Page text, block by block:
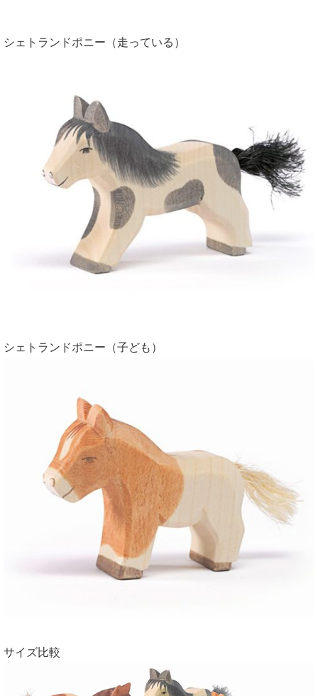
シェトランドポニー（走っている）
シェトランドポニー（子ども）
サイズ比較